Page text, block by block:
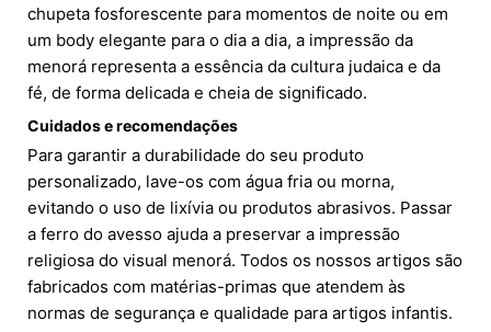
chupeta fosforescente para momentos de noite ou em
um body elegante para o dia a dia, a impressão da
menorá representa a essência da cultura judaica e da
fé, de forma delicada e cheia de significado.
Cuidados e recomendações
Para garantir a durabilidade do seu produto
personalizado, lave-os com água fria ou morna,
evitando o uso de lixívia ou produtos abrasivos. Passar
a ferro do avesso ajuda a preservar a impressão
religiosa do visual menorá. Todos os nossos artigos são
fabricados com matérias-primas que atendem às
normas de segurança e qualidade para artigos infantis.